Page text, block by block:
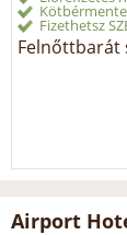
Fizethetsz
Felnőttbarát
Airport